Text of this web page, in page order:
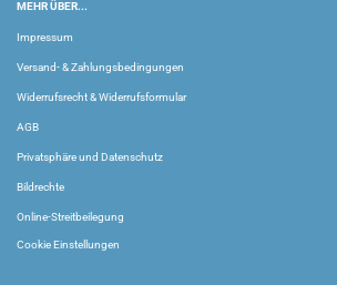
MEHR ÜBER...
Impressum
Versand- & Zahlungsbedingungen
Widerrufsrecht & Widerrufsformular
AGB
Privatsphäre und Datenschutz
Bildrechte
Online-Streitbeilegung
Cookie Einstellungen